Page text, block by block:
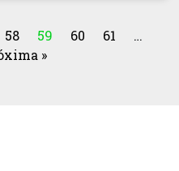
58 59 60 61
…
»